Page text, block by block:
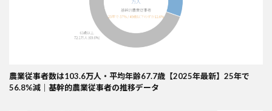
農業従事者数は103.6万人・平均年齢67.7歳【2025年最新】25年で
56.8%減｜基幹的農業従事者の推移データ